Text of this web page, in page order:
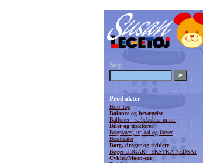
Søg:
Produkter
Brio Tog
Balance og bevægelse
Balloner - sæbebobler m.m.
Biler og traktorer
Bogstaver, ur, tal og farver
Bordteater
Borg, drager og riddere
Bøger UDGÅR - EKSTRA NEDSAT
Cykler/Moon-car